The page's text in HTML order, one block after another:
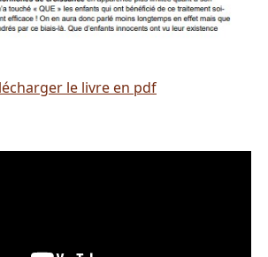
le livre en pdf